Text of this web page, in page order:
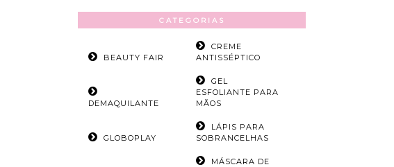
CATEGORIAS
BEAUTY FAIR
CREME
ANTISSÉPTICO
DEMAQUILANTE
GEL
ESFOLIANTE PARA
MÃOS
GLOBOPLAY
LÁPIS PARA
SOBRANCELHAS
MÁSCARA DE